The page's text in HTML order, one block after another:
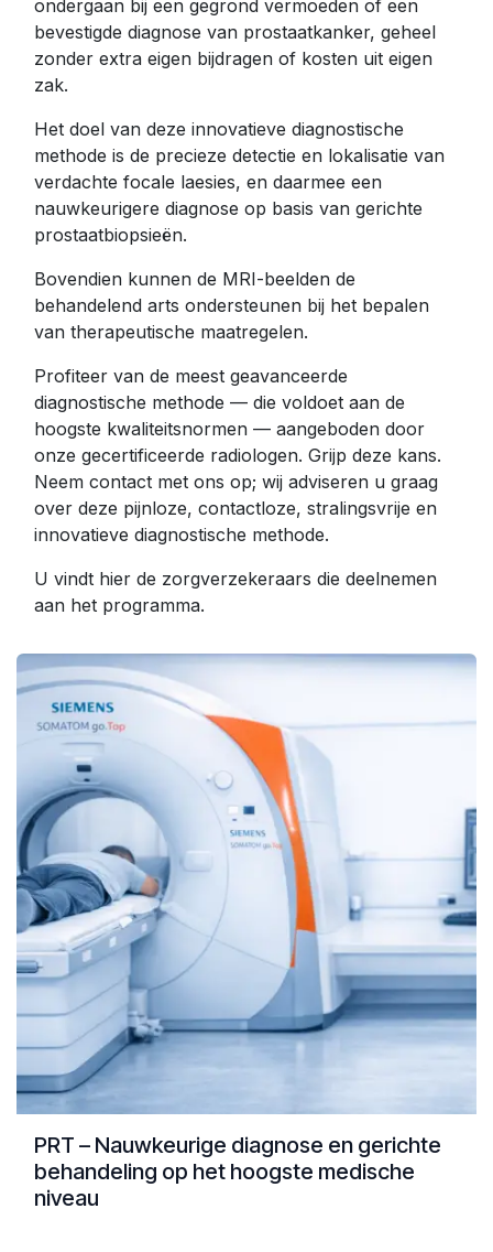
ondergaan bij een gegrond vermoeden of een
bevestigde diagnose van prostaatkanker, geheel
zonder extra eigen bijdragen of kosten uit eigen
zak.
Het doel van deze innovatieve diagnostische
methode is de precieze detectie en lokalisatie van
verdachte focale laesies, en daarmee een
nauwkeurigere diagnose op basis van gerichte
prostaatbiopsieën.
Bovendien kunnen de MRI-beelden de
behandelend arts ondersteunen bij het bepalen
van therapeutische maatregelen.
Profiteer van de meest geavanceerde
diagnostische methode — die voldoet aan de
hoogste kwaliteitsnormen — aangeboden door
onze gecertificeerde radiologen. Grijp deze kans.
Neem contact met ons op; wij adviseren u graag
over deze pijnloze, contactloze, stralingsvrije en
innovatieve diagnostische methode.
U vindt hier de zorgverzekeraars die deelnemen
aan het programma.
PRT – Nauwkeurige diagnose en gerichte
behandeling op het hoogste medische
niveau